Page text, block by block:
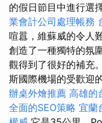
的假日節目中進行選
業會計公司處理帳務
喧囂，維蘇威的令人
創造了一種獨特的氛
觀得到了很好的補充
斯國際機場的受歡迎
辦桌外燴推薦 高雄的
全面的SEO策略 宜蘭